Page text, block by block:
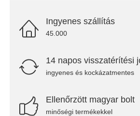
Ingyenes szállítás
45.000
14 napos visszatérítési
ingyenes és kockázatmentes
Ellenőrzött magyar bolt
minőségi termékekkel